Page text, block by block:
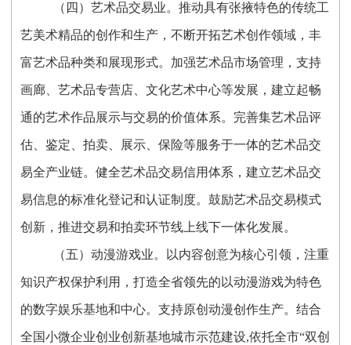
（四）艺术品交易业。推动具有张掖特色的传统工
艺美术精品的创作和生产，不断开拓艺术创作领域，丰
富艺术品种类和展现形式。加强艺术品市场管理，支持
画廊、艺术品专营店、文化艺术中心等发展，建立起畅
通的艺术作品展示与交易的价值体系。完善集艺术品评
估、鉴定、拍卖、展示、保险等服务于一体的艺术品交
易全产业链。健全艺术品交易信用体系，建立艺术品交
易信息的标准化登记和认证制度。鼓励艺术品交易模式
创新，推进交易和拍卖环节线上线下一体化发展。
（五）动漫游戏业。以内容创意为核心引领，注重
知识产权保护利用，打造全省领先的以动漫游戏为特色
的数字娱乐基地和中心。支持原创动漫创作生产。结合
全国小微企业创业创新基地城市示范建设,依托全市“双创